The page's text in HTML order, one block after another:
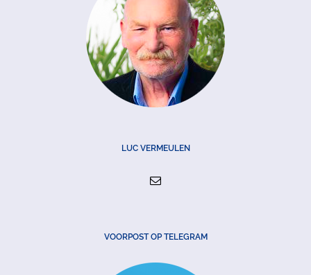
LUC VERMEULEN
VOORPOST OP TELEGRAM